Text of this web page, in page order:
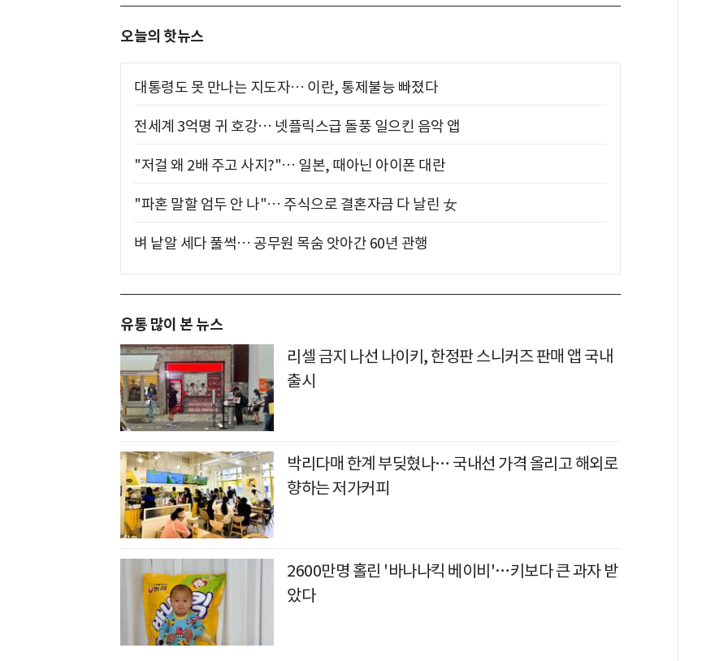
오늘의 핫뉴스
대통령도 못 만나는 지도자… 이란, 통제불능 빠졌다
전세계 3억명 귀 호강… 넷플릭스급 돌풍 일으킨 음악 앱
"저걸 왜 2배 주고 사지?"… 일본, 때아닌 아이폰 대란
"파혼 말할 엄두 안 나"… 주식으로 결혼자금 다 날린 女
벼 낱알 세다 풀썩… 공무원 목숨 앗아간 60년 관행
유통 많이 본 뉴스
리셀 금지 나선 나이키, 한정판 스니커즈 판매 앱 국내
출시
박리다매 한계 부딪혔나… 국내선 가격 올리고 해외로
향하는 저가커피
2600만명 홀린 '바나나킥 베이비'…키보다 큰 과자 받
았다